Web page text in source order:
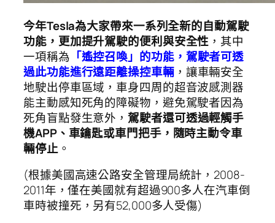
今年Tesla為大家帶來一系列全新的自動駕駛
功能，更加提升駕駛的便利與安全性 ，其中
一項稱為 「遙控召喚」的功能，駕駛者可透
過此功能進行遠距離操控車輛，讓車輛安全
地駛出停車區域，車身四周的超音波感測器
能主動感知死角的障礙物，避免駕駛者因為
死角盲點發生意外，駕駛者還可透過輕觸手
機APP、車鑰匙或車門把手，隨時主動令車
輛停止。
(根據美國高速公路安全管理局統計，2008-
2011年，僅在美國就有超過900多人在汽車倒
車時被撞死，另有52,000多人受傷)